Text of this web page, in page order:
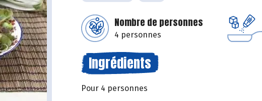
Nombre de personnes
4 personnes
Ingrédients
Pour 4 personnes